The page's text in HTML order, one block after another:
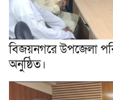
বিজয়নগরে উপজেলা
অনুষ্ঠিত।